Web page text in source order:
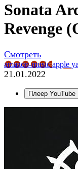
Sonata
Revenge
Смотреть
amazon-musicapple
21.01.2022
Плеер YouTube